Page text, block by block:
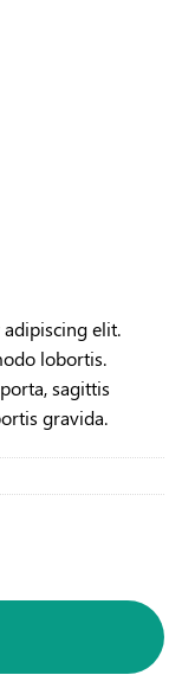
elit.
lobortis.
sagittis
gravida.